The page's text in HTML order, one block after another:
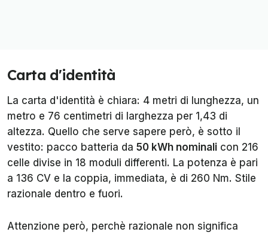
Carta d'identità
La carta d'identità è chiara: 4 metri di lunghezza, un
metro e 76 centimetri di larghezza per 1,43 di
altezza. Quello che serve sapere però, è sotto il
vestito: pacco batteria da 50 kWh nominali con 216
celle divise in 18 moduli differenti. La potenza è pari
a 136 CV e la coppia, immediata, è di 260 Nm. Stile
razionale dentro e fuori.
Attenzione però, perchè razionale non significa